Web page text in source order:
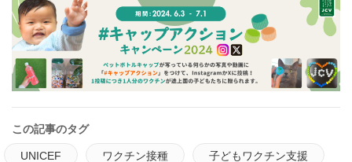
この記事のタグ
UNICEF ワクチン接種 子どもワクチン支援